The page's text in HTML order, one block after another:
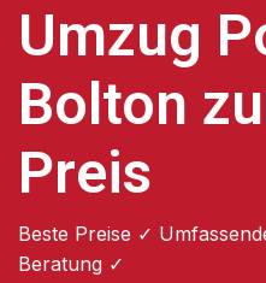
Umzug
Bolton
Preis
Beste Preise ✓
Beratung ✓